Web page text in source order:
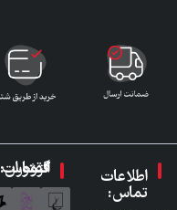
اطلاعات
تماس:
گروه انتشارات ققنوس: